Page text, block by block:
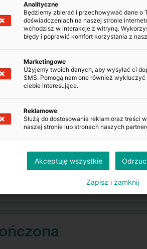
Analityczne
Będziemy zbierać i przechowywać dane o
doświadczeniach na naszej stronie
wchodzisz w interakcje z witryną.
błędy i poprawić komfort korzystania z
Marketingowe
Użyjemy twoich danych, aby wysyłać ci
SMS. Pomogą nam one również
ciebie interesujące.
Reklamowe
Służą do dostosowania reklam oraz treści
naszej stronie lub stronach naszych
Akceptuję wszystkie
Zapisz i zamknij